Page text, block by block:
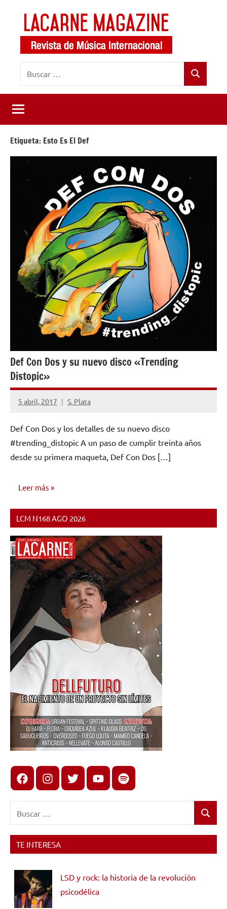
contenido
LaCarne
Magazine
de
música
internacional
Buscar
Etiqueta: Esto Es El Def
Def Con Dos y su nuevo disco «Trending
Distopic»
5 abril, 2017 S. Plata
No
comentarios
Def Con Dos y los detalles de su nuevo disco
#trending_distopic A un paso de cumplir treinta años
desde su primera maqueta, Def Con Dos […]
Leer más
NOTICIAS
LCM N168 AGO 2026
FacebookInstagram
X youtubespotify
Buscar
TE INTERESA
LSD y rock: la historia de la revolución
psicodélica